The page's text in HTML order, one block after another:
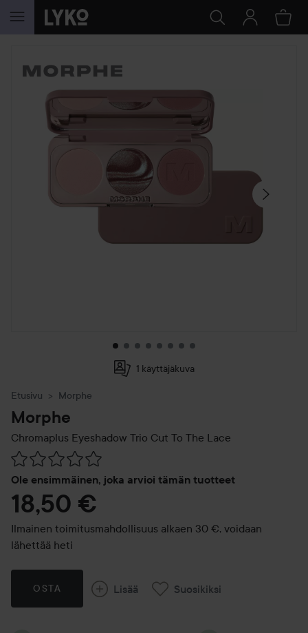
SIIRTYÄ JHK SISÄLTÖÖN
OHITA OSIO
1 käyttäjäkuva
Etusivu Morphe
Morphe
Chromaplus Eyeshadow Trio Cut To The Lace
Ole ensimmäinen, joka arvioi tämän tuotteet
Siirtyä jhk Arvosana & kommentit
18,50 €
Ilmainen toimitusmahdollisuus alkaen 30 €, voidaan
lähettää heti
OSTA Lisää Suosikiksi